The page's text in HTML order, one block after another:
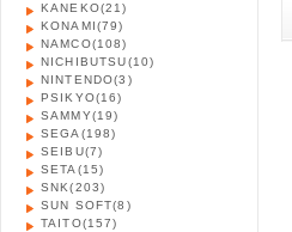
KANEKO(21)
KONAMI(79)
NAMCO(108)
NICHIBUTSU(10)
NINTENDO(3)
PSIKYO(16)
SAMMY(19)
SEGA (198)
SEIBU(7)
SETA (15)
SNK(203)
SUN SOFT(8)
TAITO(157)